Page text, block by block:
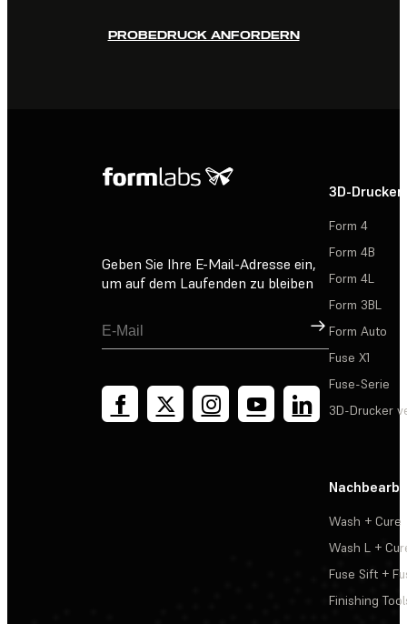
PROBEDRUCK ANFORDERN
Geben Sie Ihre E-Mail-Adresse ein,
um auf dem Laufenden zu bleiben
Registrieren
3D-Drucker
Form 4
Form 4B
Form 4L
Form 3BL
Form Auto
Fuse X1
Fuse-Serie
3D-Drucker
Wash + Cure
Wash L +
Fuse Sift +
Finishing